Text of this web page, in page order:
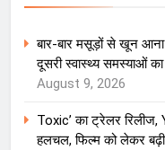
बार-बार मसूड़ों से खून
दूसरी स्वास्थ्य समस्याओं
August 9, 2026
Toxic’ का ट्रेलर
हलचल, फिल्म को लेकर